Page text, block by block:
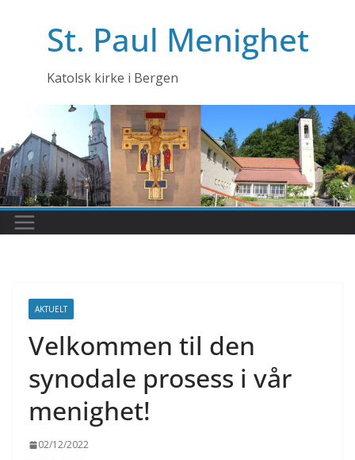
St. Paul Menighet
Katolsk kirke i Bergen
AKTUELT
Velkommen til den
synodale prosess i vår
menighet!
02/12/2022